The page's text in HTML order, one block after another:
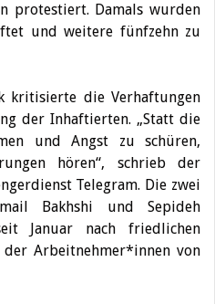
protestiert. Damals wurden
und weitere fünfzehn zu
kritisierte die Verhaftungen
der Inhaftierten. „Statt die
und Angst zu schüren,
hören“, schrieb der
Telegram. Die zwei
Bakhshi und Sepideh
Januar nach friedlichen
Arbeitnehmer*innen von